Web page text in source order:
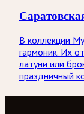
В коллекции
гармоник. Их
латуни или
праздничный